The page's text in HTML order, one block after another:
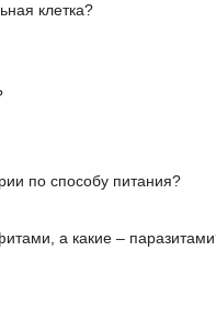
клетка?
по способу питания?
а какие –